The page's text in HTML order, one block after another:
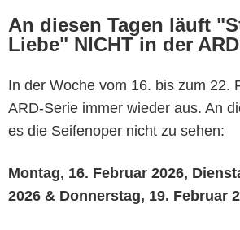
An diesen Tagen läuft
Liebe" NICHT in der ARD
In der Woche vom 16. bis zum 22.
ARD-Serie immer wieder aus. An
es die Seifenoper nicht zu sehen:
Montag, 16. Februar 2026,
2026 & Donnerstag, 19. Februar